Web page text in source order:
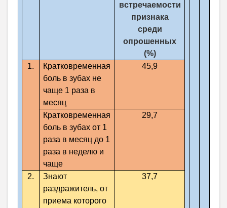
встречаемости
признака
среди
опрошенных
(%)
1.
Кратковременная
боль в зубах не
чаще 1 раза в
месяц
45,9
Кратковременная
боль в зубах от 1
раза в месяц до 1
раза в неделю и
чаще
29,7
2.
Знают
раздражитель, от
приема которого
37,7